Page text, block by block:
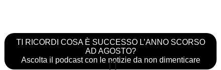
TI RICORDI COSA È SUCCESSO L’ANNO SCORSO
AD AGOSTO?
Ascolta il podcast con le notizie da non dimenticare